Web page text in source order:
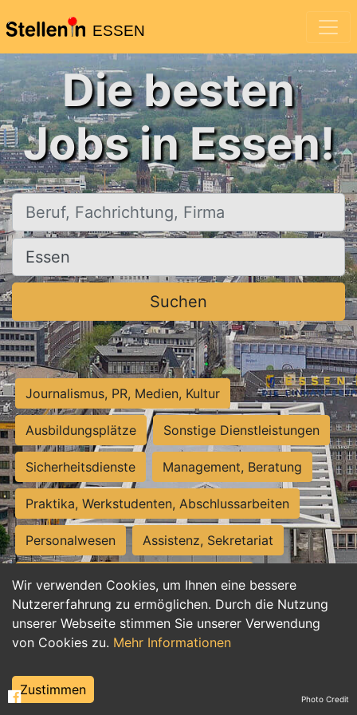
ESSEN
Wir verwenden Cookies, um Ihnen eine bessere
Nutzererfahrung zu ermöglichen. Durch die Nutzung
unserer Webseite stimmen Sie unserer Verwendung
von Cookies zu. Mehr Informationen
Zustimmen
Die besten
Jobs in Essen!
Beruf, Fachrichtung, Firma
Ort, Stadt
Suchen
Journalismus, PR, Medien, Kultur
Ausbildungsplätze Sonstige Dienstleistungen
Sicherheitsdienste Management, Beratung
Praktika, Werkstudenten, Abschlussarbeiten
Personalwesen Assistenz, Sekretariat
Hilfskräfte, Aushilfs- und Nebenjobs
Einkauf, Logistik, Materialwirtschaft
Weiterbildung, Studium, duale Ausbildung
Tourismus
Photo Credit